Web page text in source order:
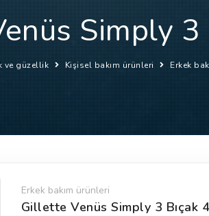
Simply 3
ve güzellik Kişisel bakım ürünleri Erkek
Erkek bakım ürünleri
Gillette Venüs Simply 3 Bıçak